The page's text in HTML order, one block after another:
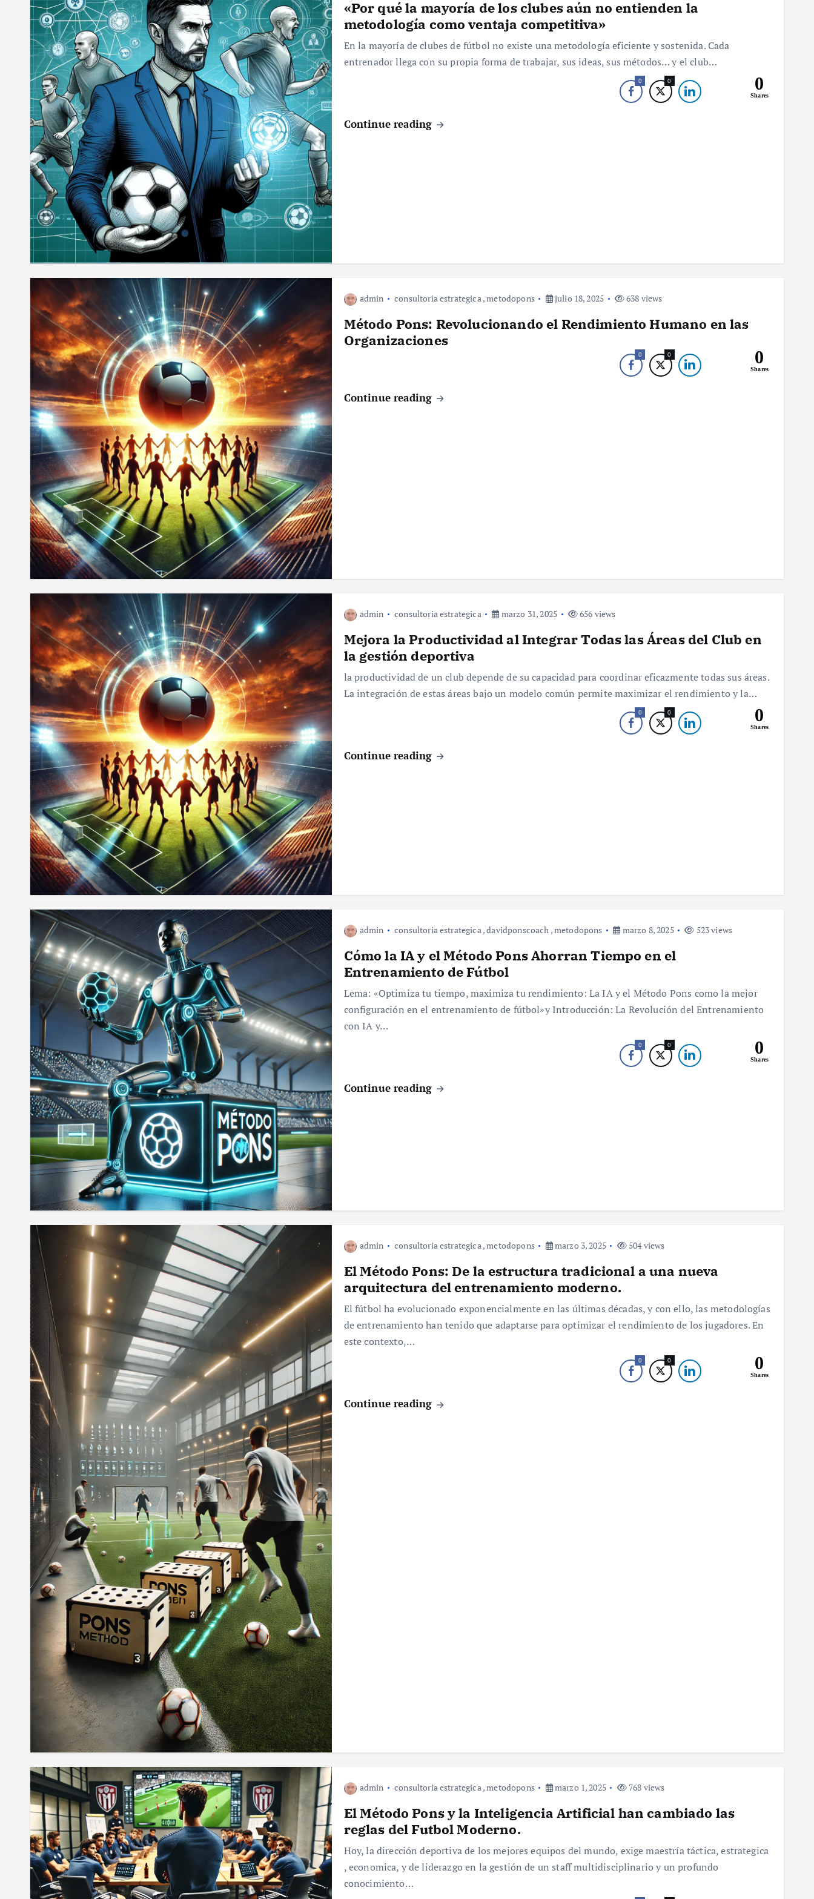
«Por qué la mayoría de los clubes aún no entienden la
metodología como ventaja competitiva»
En la mayoría de clubes de fútbol no existe una metodología eficiente y sostenida. Cada
entrenador llega con su propia forma de trabajar, sus ideas, sus métodos… y el club…
0 0 0
Shares
Continue reading
admin consultoria estrategica ,metodopons julio 18, 2025 638 views
Método Pons: Revolucionando el Rendimiento Humano en las
Organizaciones
0 0 0
Shares
Continue reading
admin consultoria estrategica marzo 31, 2025 656 views
Mejora la Productividad al Integrar Todas las Áreas del Club en
la gestión deportiva
la productividad de un club depende de su capacidad para coordinar eficazmente todas sus áreas.
La integración de estas áreas bajo un modelo común permite maximizar el rendimiento y la…
0 0 0
Shares
Continue reading
admin consultoria estrategica ,davidponscoach ,metodopons marzo 8, 2025 523 views
Cómo la IA y el Método Pons Ahorran Tiempo en el
Entrenamiento de Fútbol
Lema: «Optimiza tu tiempo, maximiza tu rendimiento: La IA y el Método Pons como la mejor
configuración en el entrenamiento de fútbol»y Introducción: La Revolución del Entrenamiento
con IA y…
0 0 0
Shares
Continue reading
admin consultoria estrategica,metodopons marzo 3, 2025 504 views
El Método Pons: De la estructura tradicional a una nueva
arquitectura del entrenamiento moderno.
El fútbol ha evolucionado exponencialmente en las últimas décadas, y con ello, las metodologías
de entrenamiento han tenido que adaptarse para optimizar el rendimiento de los jugadores. En
este contexto,…
0 0 0
Shares
Continue reading
admin consultoria estrategica,metodopons marzo 1, 2025 768 views
El Método Pons y la Inteligencia Artificial han cambiado las
reglas del Futbol Moderno.
Hoy, la dirección deportiva de los mejores equipos del mundo, exige maestría táctica, estrategica
, economica, y de liderazgo en la gestión de un staff multidisciplinario y un profundo
conocimiento…